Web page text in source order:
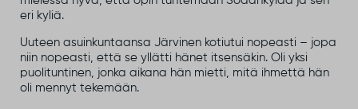
eri kyliä.
Uuteen asuinkuntaansa Järvinen kotiutui nopeasti – jopa
niin nopeasti, että se yllätti hänet itsensäkin. Oli yksi
puolituntinen, jonka aikana hän mietti, mitä ihmettä hän
oli mennyt tekemään.